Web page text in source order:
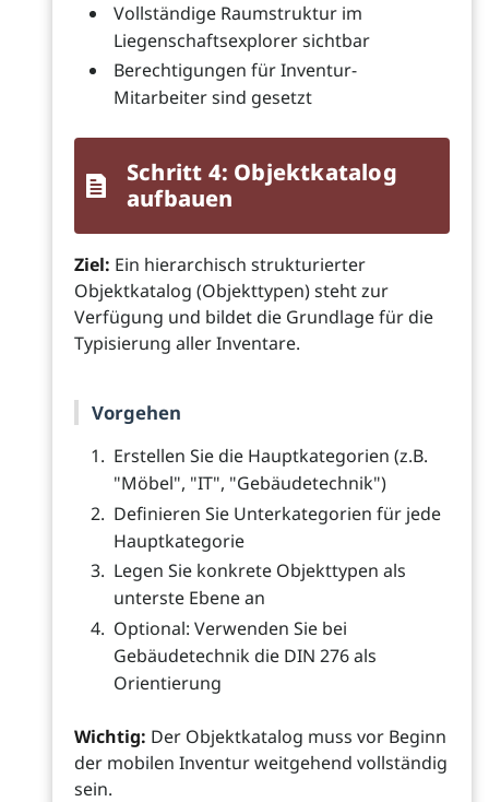
Vollständige Raumstruktur im
Liegenschaftsexplorer sichtbar
Berechtigungen für Inventur-
Mitarbeiter sind gesetzt
Schritt 4: Objektkatalog
aufbauen
Ziel: Ein hierarchisch strukturierter
Objektkatalog (Objekttypen) steht zur
Verfügung und bildet die Grundlage für die
Typisierung aller Inventare.
Vorgehen
Erstellen Sie die Hauptkategorien (z.B.
"Möbel", "IT", "Gebäudetechnik")
Definieren Sie Unterkategorien für jede
Hauptkategorie
Legen Sie konkrete Objekttypen als
unterste Ebene an
Optional: Verwenden Sie bei
Gebäudetechnik die DIN 276 als
Orientierung
Wichtig: Der Objektkatalog muss vor Beginn
der mobilen Inventur weitgehend vollständig
sein.